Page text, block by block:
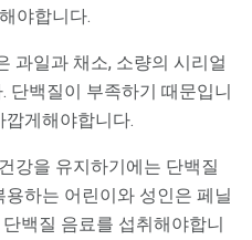
야합니다.
과일과 채소, 소량의 시리얼
단백질이 부족하기 때문입니
깝게해야합니다.
강을 유지하기에는 단백질
하는 어린이와 성인은 페닐
백질 음료를 섭취해야합니